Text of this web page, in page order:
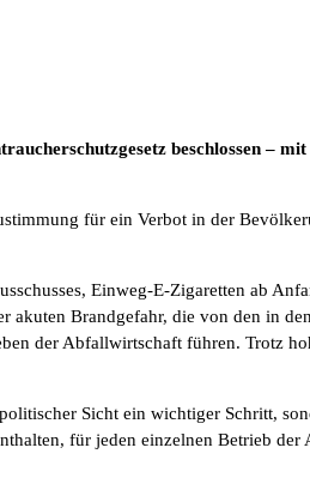
beschlossen –
für ein Verbot in der
Einweg-E-Zigaretten ab
Brandgefahr, die von den in
der Abfallwirtschaft führen. Trotz
Sicht ein wichtiger Schritt,
für jeden einzelnen Betrieb